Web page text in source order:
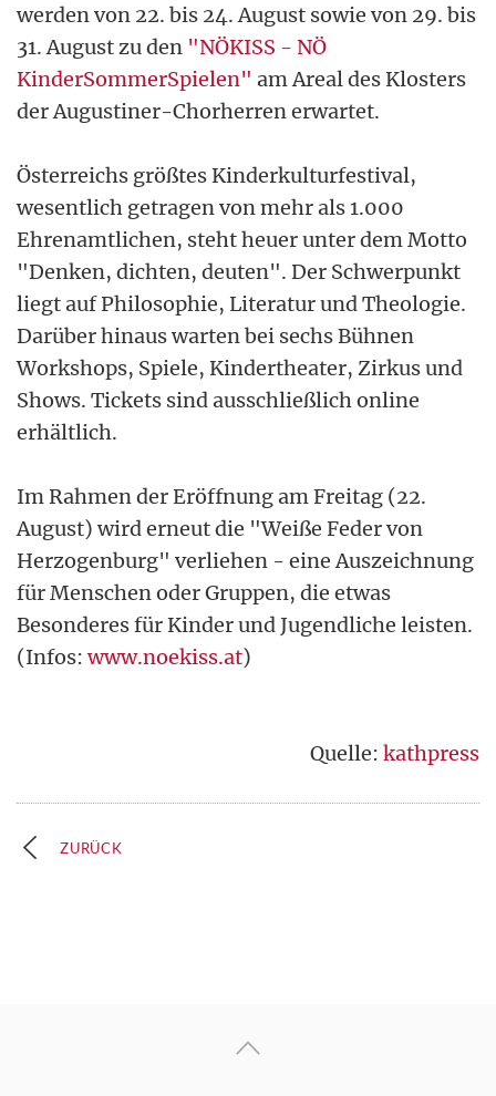
werden von 22. bis 24. August sowie von 29. bis
31. August zu den "NÖKISS - NÖ
KinderSommerSpielen" am Areal des Klosters
der Augustiner-Chorherren erwartet.
Österreichs größtes Kinderkulturfestival,
wesentlich getragen von mehr als 1.000
Ehrenamtlichen, steht heuer unter dem Motto
"Denken, dichten, deuten". Der Schwerpunkt
liegt auf Philosophie, Literatur und Theologie.
Darüber hinaus warten bei sechs Bühnen
Workshops, Spiele, Kindertheater, Zirkus und
Shows. Tickets sind ausschließlich online
erhältlich.
Im Rahmen der Eröffnung am Freitag (22.
August) wird erneut die "Weiße Feder von
Herzogenburg" verliehen - eine Auszeichnung
für Menschen oder Gruppen, die etwas
Besonderes für Kinder und Jugendliche leisten.
(Infos:www.noekiss.at)
Quelle: kathpress
ZURÜCK